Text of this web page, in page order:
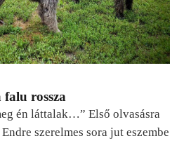
rossza
én láttalak…” Első olvasásra
szerelmes sora jut eszembe